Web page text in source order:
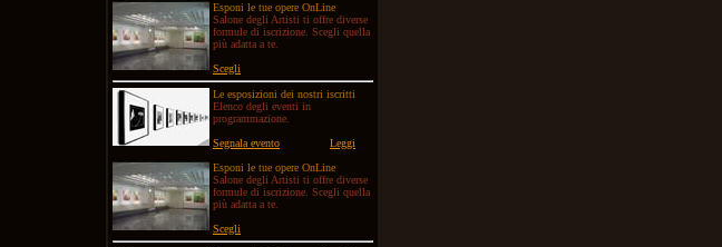
Esponi le tue opere OnLine
Salone degli Artisti ti offre diverse
formule di iscrizione. Scegli quella
più adatta a te.
Scegli
Le esposizioni dei nostri iscritti
Elenco degli eventi in
programmazione.
Segnala evento
Leggi
Esponi le tue opere OnLine
Salone degli Artisti ti offre diverse
formule di iscrizione. Scegli quella
più adatta a te.
Scegli